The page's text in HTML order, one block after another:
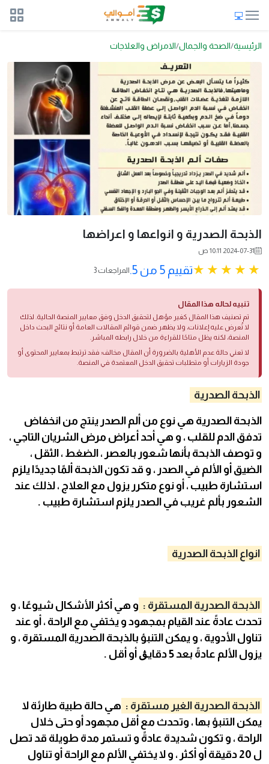
الرئيسية الصحة والجمال الامراض والعلاجات
الذبحة الصدرية و انواعها و اعراضها
2024-07-31 10:11 ص
تقييم 5 من 5. 3 المراجعات
تنبيه لحاله هذا المقال
تم تصنيف هذا المقال كغير مؤهل لتحقيق الدخل وفق معايير المنصة الحالية. لذلك
لا تُعرض عليه إعلانات، ولا يظهر ضمن قوائم المقالات العامة أو نتائج البحث داخل
المنصة، لكنه يظل متاحًا للقراءة من خلال رابطه المباشر.
لا تعني حالة عدم الأهلية بالضرورة أن المقال مخالف؛ فقد ترتبط بمعايير المحتوى أو
جودة الزيارات أو متطلبات تحقيق الدخل المعتمدة في المنصة.
الذبحة الصدرية
الذبحة الصدرية هي نوع من ألم الصدر ينتج من انخفاض
تدفق الدم للقلب ، و هي أحد أعراض مرض الشريان التاجي ،
و توصف الذبحة بأنها شعور بالعصر ، الضغط ، الثقل ،
الضيق أو الألم في الصدر ، و قد تكون الذبحة ألمًا جديدًا يلزم
استشارة طبيب ، أو نوع متكرر يزول مع العلاج ، لذلك عند
الشعور بألم غريب في الصدر يلزم استشارة طبيب .
انواع الذبحة الصدرية
الذبحة الصدرية المستقرة : و هي أكثر الأشكال شيوعًا ، و
تحدث عادةً عند القيام بمجهود و يختفي مع الراحة ، أو عند
تناول الأدوية ، و يمكن التنبؤ بالذبحة الصدرية المستقرة ، و
يزول الألم عادةً بعد 5 دقايڨ أو أقل .
الذبحة الصدرية الغير مستقرة : هي حالة طبية طارئة لا
يمكن التنبؤ بها ، وتحدث مع أقل مجهود أو حتى خلال
الراحة ، و تكون شديدة عادةً و تستمر مدة طويلة قد تصل
ل 20 دقيقة أو أكثر ، و لا يختفي الألم مع الراحة أو تناول